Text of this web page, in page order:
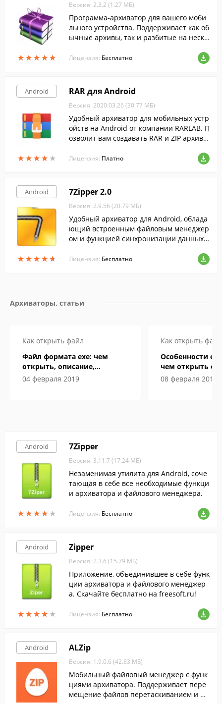
★★★★★
★★★★★
Версия: 2.3.2 (1.27 МБ)
Программа-архиватор для вашего моби
льного устройства. Поддерживает как об
ычные архивы, так и разбитые на неско
Лицензия: Бесплатно
Android
★★★★ ★
★★★★ ★
RAR для Android
Версия: 2020.03.26 (30.77 МБ)
Удобный архиватор для мобильных устр
ойств на Android от компании RARLAB. П
озволит вам создавать RAR и ZIP архив
ьшинстве популярных форматов.
Лицензия: Платно
Android
★★★★★
★★★★★
7Zipper 2.0
Версия: 2.9.56 (20.79 МБ)
Удобный архиватор для Android, облада
ющий встроенным файловым менеджер
ом и функцией синхронизации данных с
Лицензия: Бесплатно
Архиваторы, статьи
Как открыть файл
Файл формата exe: чем
открыть, описание,
особенности
04 февраля 2019
Как открыть файл
Особенности
чем открыть
компьютере и
смартфоне
08 февраля 2019
Android
★★★★ ★
★★★★ ★
7Zipper
Версия: 3.11.7 (17.24 МБ)
Незаменимая утилита для Android, соче
тающая в себе все необходимые функци
и архиватора и файлового менеджера.
Лицензия: Бесплатно
Android
★★★★ ★
★★★★ ★
Zipper
Версия: 2.3.6 (15.79 МБ)
Приложение, объединившее в себе функ
ции архиватора и файлового менеджер
а. Скачайте бесплатно на freesoft.ru!
Лицензия: Бесплатно
Android ALZip
Версия: 1.9.0.6 (42.83 МБ)
Мобильный файловый менеджер с функ
циями архиватора. Поддерживает пере
мещение файлов перетаскиванием и ря